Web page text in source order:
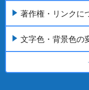
著作権・リンクに
文字色・背景色の